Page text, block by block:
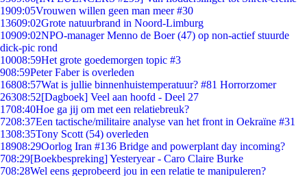
1909:05Vrouwen willen geen man meer #30
13609:02Grote natuurbrand in Noord-Limburg
10909:02NPO-manager Menno de Boer (47) op non-actief stuurde
dick-pic rond
10008:59Het grote goedemorgen topic #3
908:59Peter Faber is overleden
16808:57Wat is jullie binnenhuistemperatuur? #81 Horrorzomer
26308:52[Dagboek] Veel aan hoofd - Deel 27
1708:40Hoe ga jij om met een relatiebreuk?
7208:37Een tactische/militaire analyse van het front in Oekraïne #31
1308:35Tony Scott (54) overleden
18908:29Oorlog Iran #136 Bridge and powerplant day incoming?
708:29[Boekbespreking] Yesteryear - Caro Claire Burke
708:28Wel eens geprobeerd jou in een relatie te manipuleren?